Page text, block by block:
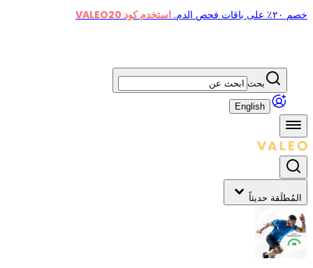
خصم ٢٠٪ على باقات فحص الدم. استخدم كود VALEO20
بحث
English
المُطلَقة حديثاً